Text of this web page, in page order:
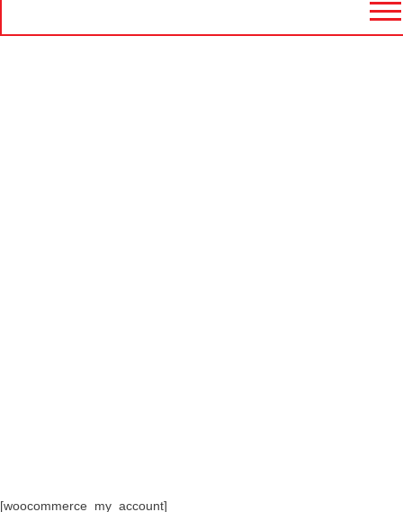
[woocommerce_my_account]